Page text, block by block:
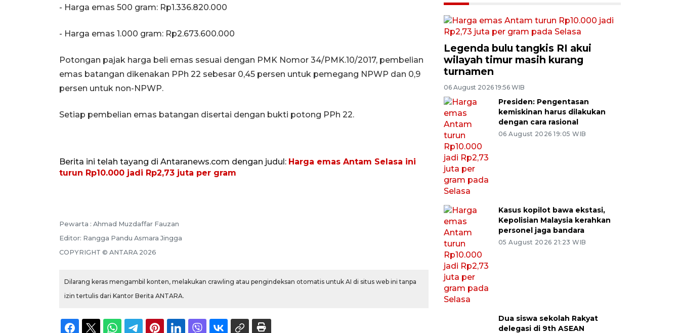
‎- Harga emas 500 gram: Rp1.336.820.000
‎- Harga emas 1.000 gram: Rp2.673.600.000
‎‎Potongan pajak harga beli emas sesuai dengan PMK Nomor 34/PMK.10/2017, pembelian
emas batangan dikenakan PPh 22 sebesar 0,45 persen untuk pemegang NPWP dan 0,9
persen untuk non-NPWP.
Setiap pembelian emas batangan disertai dengan bukti potong PPh 22.
Berita ini telah tayang di Antaranews.com dengan judul: Harga emas Antam Selasa ini
turun Rp10.000 jadi Rp2,73 juta per gram
Pewarta : Ahmad Muzdaffar Fauzan
Editor: Rangga Pandu Asmara Jingga
COPYRIGHT © ANTARA 2026
Dilarang keras mengambil konten, melakukan crawling atau pengindeksan otomatis untuk AI di situs web ini tanpa
izin tertulis dari Kantor Berita ANTARA.
Legenda bulu tangkis RI akui
wilayah timur masih kurang
turnamen
06 August 2026 19:56 WIB
Presiden: Pengentasan
kemiskinan harus dilakukan
dengan cara rasional
06 August 2026 19:05 WIB
Kasus kopilot bawa ekstasi,
Kepolisian Malaysia kerahkan
personel jaga bandara
05 August 2026 21:23 WIB
Dua siswa sekolah Rakyat
delegasi di 9th ASEAN